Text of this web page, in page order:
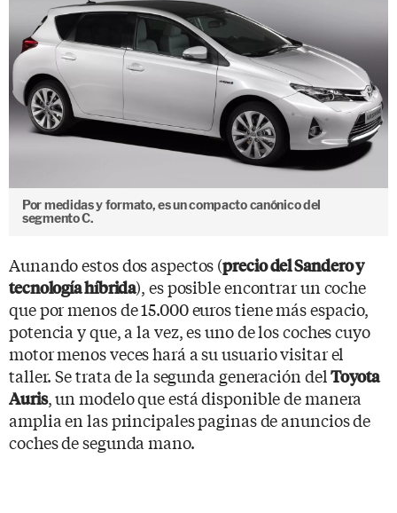
Por medidas y formato, es un compacto canónico del
segmento C.
Aunando estos dos aspectos (precio del Sandero y
tecnología híbrida), es posible encontrar un coche
que por menos de 15.000 euros tiene más espacio,
potencia y que, a la vez, es uno de los coches cuyo
motor menos veces hará a su usuario visitar el
taller. Se trata de la segunda generación delToyota
Auris, un modelo que está disponible de manera
amplia en las principales paginas de anuncios de
coches de segunda mano.